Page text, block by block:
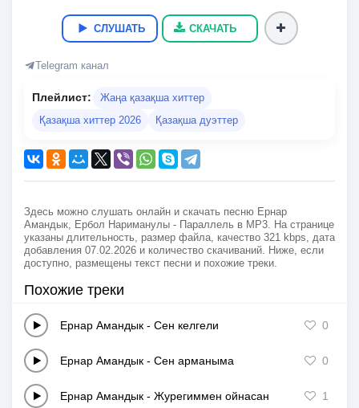
СЛУШАТЬ СКАЧАТЬ
Telegram канал
Плейлист:
Жаңа қазақша хиттер
Қазақша хиттер 2026
Қазақша дуэттер
Здесь можно слушать онлайн и скачать песню Ернар
Амандык, Ербол Нариманулы - Параллель в MP3. На странице
указаны длительность, размер файла, качество 321 kbps, дата
добавления 07.02.2026 и количество скачиваний. Ниже, если
доступно, размещены текст песни и похожие треки.
Похожие треки
Ернар Амандык - Сен келгели 0
Ернар Амандык - Сен арманыма 0
Ернар Амандык - Журегиммен ойнасан 1